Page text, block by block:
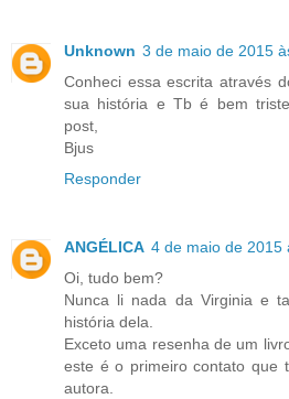
Unknown 3 de maio de 2015
Conheci essa escrita através
sua história e Tb é bem
post,
Bjus
Responder
ANGÉLICA 4 de maio de 2015
Oi, tudo bem?
Nunca li nada da Virginia e
história dela.
Exceto uma resenha de um
este é o primeiro contato que
autora.